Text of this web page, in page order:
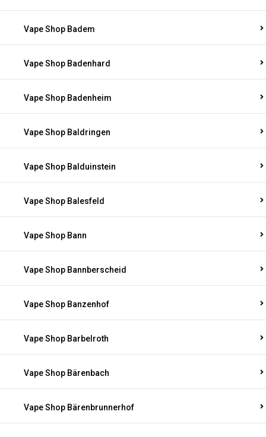
Vape Shop Badem
Vape Shop Badenhard
Vape Shop Badenheim
Vape Shop Baldringen
Vape Shop Balduinstein
Vape Shop Balesfeld
Vape Shop Bann
Vape Shop Bannberscheid
Vape Shop Banzenhof
Vape Shop Barbelroth
Vape Shop Bärenbach
Vape Shop Bärenbrunnerhof